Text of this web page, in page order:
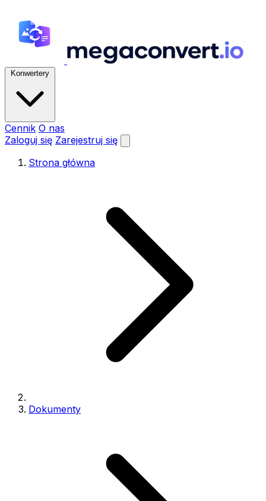
Konwertery
Cennik O nas
Zaloguj się Zarejestruj się
Strona główna
Dokumenty